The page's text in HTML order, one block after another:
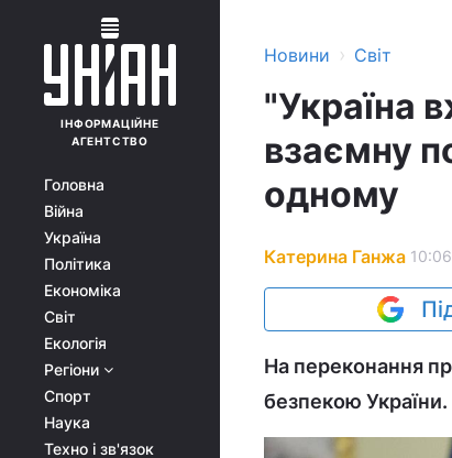
ІНФОРМАЦІЙНЕ
АГЕНТСТВО
Головна
Війна
Україна
Політика
Економіка
Світ
Екологія
Регіони
Спорт
Наука
Техно і зв'язок
Новини › Світ
"Україна
взаємну
одному
Катерина Ганжа
На переконання
безпекою України.